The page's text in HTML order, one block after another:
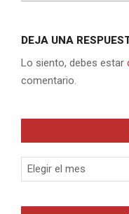
DEJA UNA
Lo siento, debes estar
comentario.
Archivos